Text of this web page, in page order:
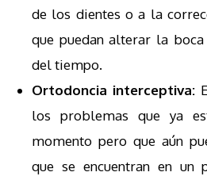
de los dientes o a la
que puedan alterar la
del tiempo.
Ortodoncia interceptiva:
los problemas que ya
momento pero que aún
que se encuentran en un